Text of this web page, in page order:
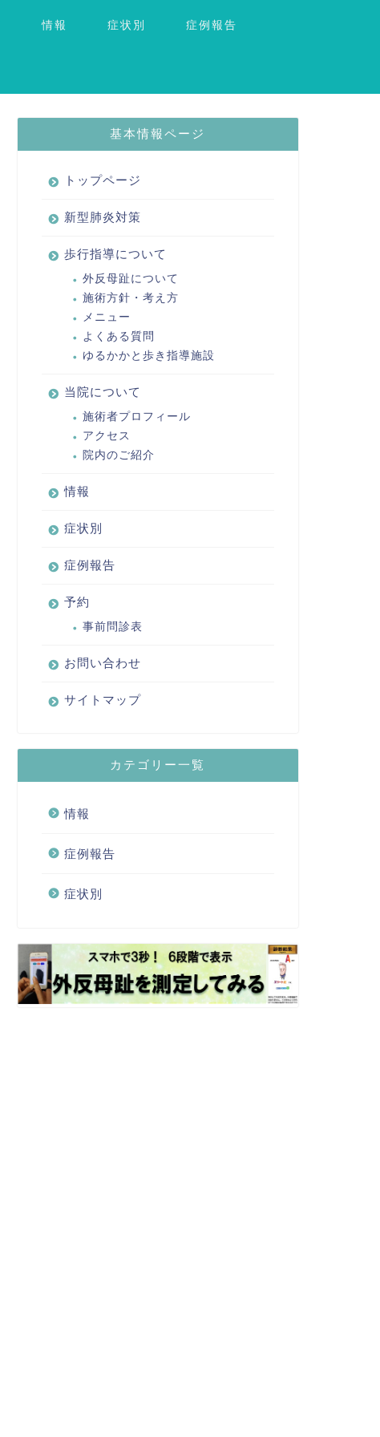
情報 症状別 症例報告
基本情報ページ
トップページ
新型肺炎対策
歩行指導について
外反母趾について
施術方針・考え方
メニュー
よくある質問
ゆるかかと歩き指導施設
当院について
施術者プロフィール
アクセス
院内のご紹介
情報
症状別
症例報告
予約
事前問診表
お問い合わせ
サイトマップ
カテゴリー一覧
情報
症例報告
症状別